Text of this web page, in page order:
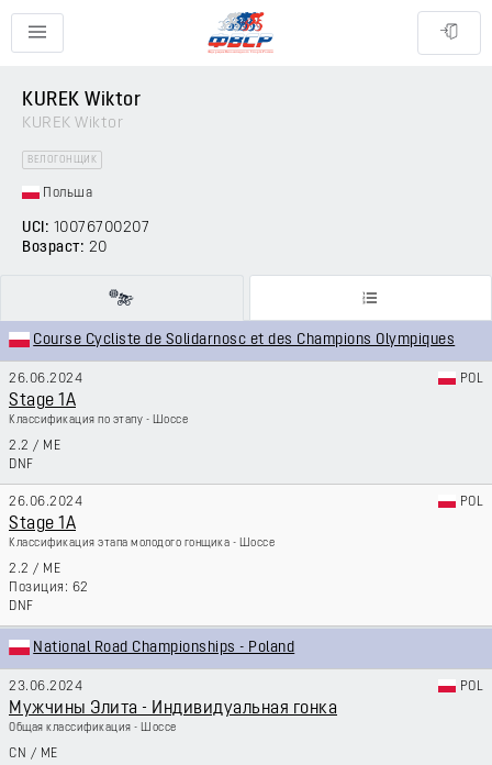
KUREK Wiktor
KUREK Wiktor
ВЕЛОГОНЩИК
Польша
UCI: 10076700207
Возраст: 20
Course Cycliste de Solidarnosc et des Champions Olympiques
26.06.2024 POL
Stage 1A
Классификация по этапу - Шоссе
2.2 / ME
DNF
26.06.2024 POL
Stage 1A
Классификация этапа молодого гонщика - Шоссе
2.2 / ME
62
DNF
National Road Championships - Poland
23.06.2024 POL
Мужчины Элита - Индивидуальная гонка
Общая классификация - Шоссе
CN / ME